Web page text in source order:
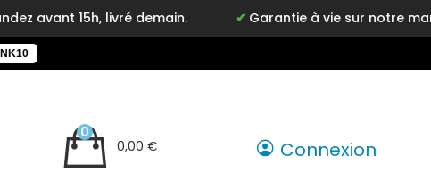
livré demain. Garantie à vie sur notre marque Inkyz
INK10
0,00 €
0
Connexion